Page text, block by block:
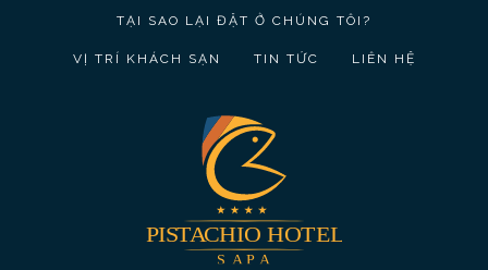
TẠI SAO LẠI ĐẶT Ở CHÚNG TÔI?
VỊ TRÍ KHÁCH SẠN TIN TỨC LIÊN HỆ